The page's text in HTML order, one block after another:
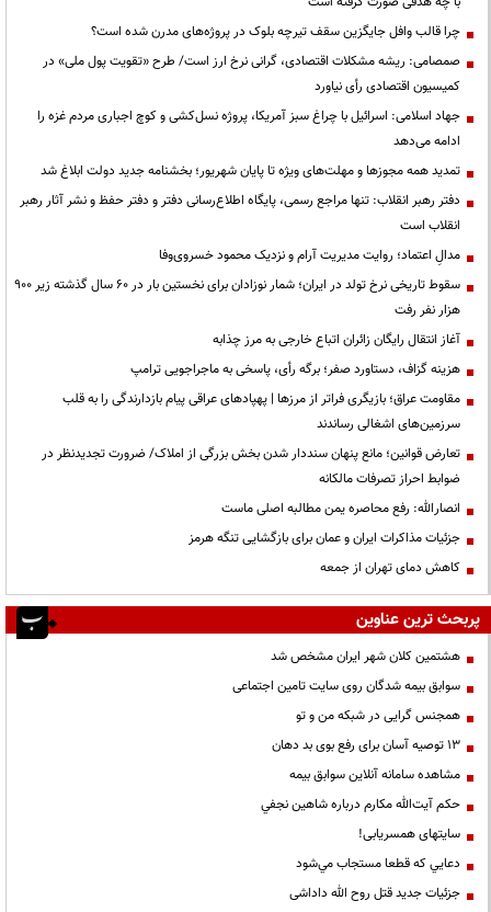
چرا قالب وافل جایگزین سقف تیرچه بلوک در پروژه‌های مدرن شده است؟
صمصامی: ریشه مشکلات اقتصادی، گرانی نرخ ارز است/ طرح «تقویت پول ملی» در
کمیسیون اقتصادی رأی نیاورد
جهاد اسلامی: اسرائیل با چراغ سبز آمریکا، پروژه نسل‌کشی و کوچ اجباری مردم غزه را
ادامه می‌دهد
تمدید همه مجوزها و مهلت‌های ویژه تا پایان شهریور؛ بخشنامه جدید دولت ابلاغ شد
دفتر رهبر انقلاب: تنها مراجع رسمی، پایگاه اطلاع‌رسانی دفتر و دفتر حفظ و نشر آثار رهبر
انقلاب است
مدالِ اعتماد؛ روایت مدیریت آرام و نزدیک محمود خسروی‌وفا
سقوط تاریخی نرخ تولد در ایران؛ شمار نوزادان برای نخستین بار در ۶۰ سال گذشته زیر ۹۰۰
هزار نفر رفت
آغاز انتقال رایگان زائران اتباع خارجی به مرز چذابه
هزینه گزاف، دستاورد صفر؛ برگه رأی، پاسخی به ماجراجویی ترامپ
مقاومت عراق؛ بازیگری فراتر از مرزها | پهپادهای عراقی پیام بازدارندگی را به قلب
سرزمین‌های اشغالی رساندند
تعارض قوانین؛ مانع پنهان سنددار شدن بخش بزرگی از املاک/ ضرورت تجدیدنظر در
ضوابط احراز تصرفات مالکانه
انصارالله: رفع محاصره یمن مطالبه اصلی ماست
جزئیات مذاکرات ایران و عمان برای بازگشایی تنگه هرمز
کاهش دمای تهران از جمعه
پربحث ترین عناوین
هشتمین کلان شهر ایران مشخص شد
سوابق بیمه شدگان روی سایت تامین اجتماعی
همجنس گرایی در شبکه من و تو
13 توصیه آسان برای رفع بوی بد دهان
مشاهده سامانه آنلاين سوابق بیمه
حكم آيت‌الله مكارم درباره شاهين نجفي
سایتهای همسریابی!
دعايي كه قطعا مستجاب مي‌شود
جزئیات جدید قتل روح الله داداشی